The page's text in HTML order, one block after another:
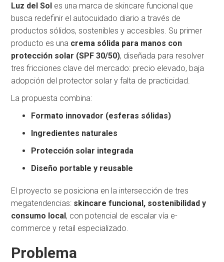
Luz del Sol es una marca de skincare funcional que
busca redefinir el autocuidado diario a través de
productos sólidos, sostenibles y accesibles. Su primer
producto es una crema sólida para manos con
protección solar (SPF 30/50), diseñada para resolver
tres fricciones clave del mercado: precio elevado, baja
adopción del protector solar y falta de practicidad.
La propuesta combina:
Formato innovador (esferas sólidas)
Ingredientes naturales
Protección solar integrada
Diseño portable y reusable
El proyecto se posiciona en la intersección de tres
megatendencias: skincare funcional, sostenibilidad y
consumo local, con potencial de escalar vía e-
commerce y retail especializado.
Problema